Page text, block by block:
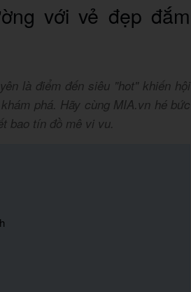
với vẻ đẹp đắm
là điểm đến siêu "hot" khiến hội
phá. Hãy cùng MIA.vn hé bức
bao tín đồ mê vi vu.